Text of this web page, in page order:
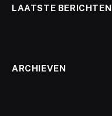
LAATSTE BERICHTEN
ARCHIEVEN